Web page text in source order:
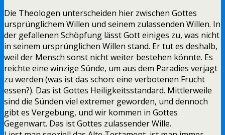
Die Theologen unterscheiden hier zwischen Gottes
ursprünglichem Willen und seinem zulassenden Willen. In
der gefallenen Schöpfung lässt Gott einiges zu, was nicht
in seinem ursprünglichen Willen stand. Er tut es deshalb,
weil der Mensch sonst nicht weiter bestehen könnte. Es
reichte eine winzige Sünde, um aus dem Paradies verjagt
zu werden (was ist das schon: eine verbotenen Frucht
essen?). Das ist Gottes Heiligkeitsstandard. Mittlerweile
sind die Sünden viel extremer geworden, und dennoch
gibt es Vergebung, und wir kommen in Gottes
Gegenwart. Das ist Gottes zulassender Wille.